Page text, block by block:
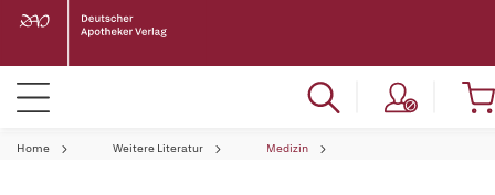
Home Weitere Literatur Medizin